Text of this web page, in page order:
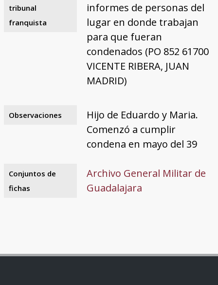
tribunal
franquista
informes de personas del
lugar en donde trabajan
para que fueran
condenados (PO 852 61700
VICENTE RIBERA, JUAN
MADRID)
Observaciones
Hijo de Eduardo y Maria.
Comenzó a cumplir
condena en mayo del 39
Conjuntos de
fichas
Archivo General Militar de
Guadalajara